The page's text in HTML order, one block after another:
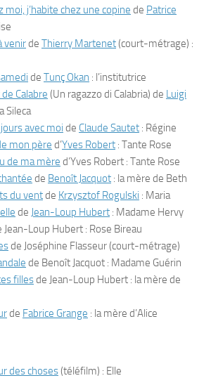
moi, j’habite chez une copine de Patrice
venirde Thierry Martenet(court-métrage) :
de Tunç Okan : l’institutrice
Calabre (Un ragazzo di Calabria) de Luigi
Sileca
avec moi de Claude Sautet : Régine
mon père d’Yves Robert : Tante Rose
de ma mère d’Yves Robert : Tante Rose
de Benoît Jacquot : la mère de Beth
du ventde Krzysztof Rogulski : Maria
de Jean-Loup Hubert : Madame Hervy
Jean-Loup Hubert : Rose Bireau
de Joséphine Flasseur (court-métrage)
de Benoît Jacquot : Madame Guérin
fillesde Jean-Loup Hubert : la mère de
de Fabrice Grange : la mère d’Alice
des choses(téléfilm) : Elle